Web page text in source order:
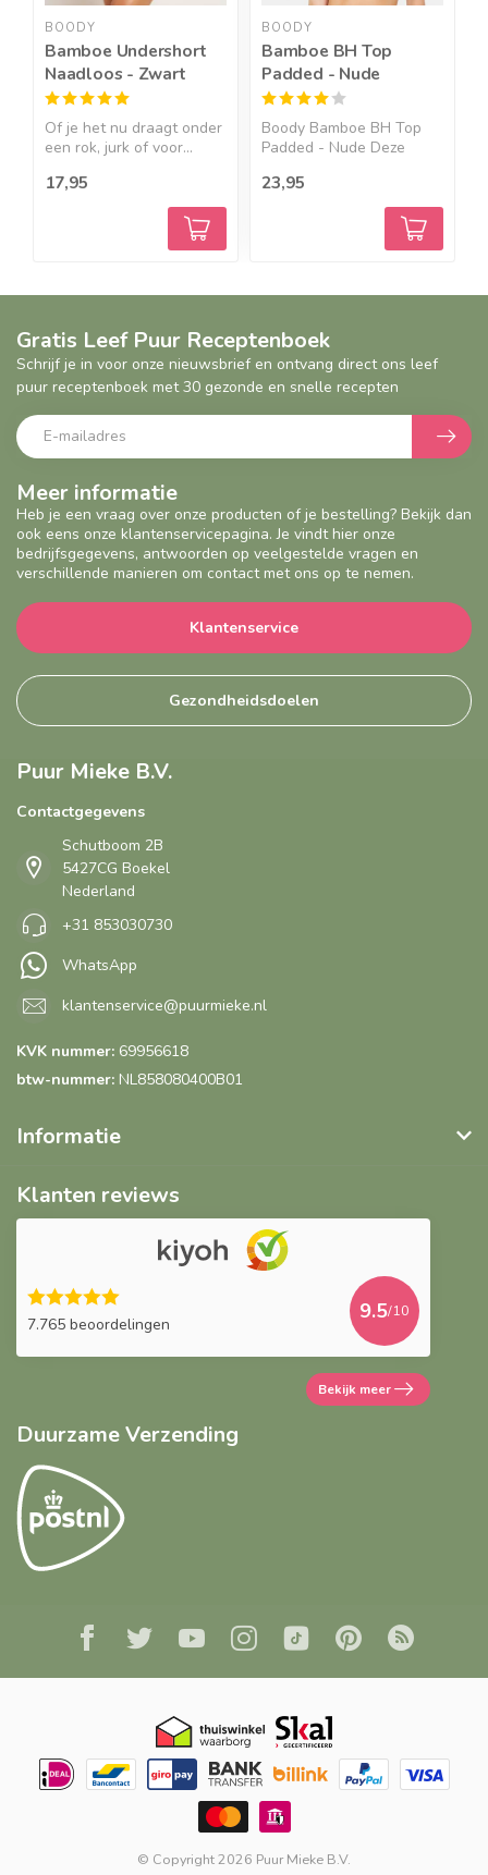
BOODY
Bamboe Undershort
Naadloos - Zwart
Of je het nu draagt onder
een rok, jurk of voor...
17,95
BOODY
Bamboe BH Top
Padded - Nude
Boody Bamboe BH Top
Padded - Nude Deze
23,95
Meer informatie
Heb je een vraag over onze producten of je bestelling? Bekijk dan
ook eens onze klantenservicepagina. Je vindt hier onze
bedrijfsgegevens, antwoorden op veelgestelde vragen en
verschillende manieren om contact met ons op te nemen.
Klantenservice
Gezondheidsdoelen
Gratis Leef Puur Receptenboek
Schrijf je in voor onze nieuwsbrief en ontvang direct ons leef
puur receptenboek met 30 gezonde en snelle recepten
Puur Mieke B.V.
Contactgegevens
Schutboom 2B
5427CG Boekel
Nederland
+31 853030730
WhatsApp
klantenservice@puurmieke.nl
KVK nummer: 69956618
btw-nummer: NL858080400B01
Informatie
Klanten reviews
7.765 beoordelingen
9.5/10
Bekijk meer
Duurzame Verzending
© Copyright 2026 Puur Mieke B.V.